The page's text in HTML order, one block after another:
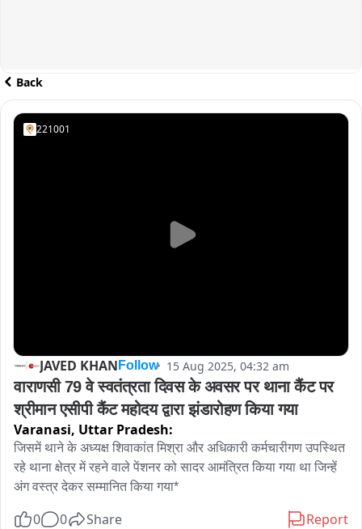
Back
221001
JAVED KHAN Follow 15 Aug 2025, 04:32 am
वाराणसी 79 वे स्वतंत्रता दिवस के अवसर पर थाना कैंट पर
श्रीमान एसीपी कैंट महोदय द्वारा झंडारोहण किया गया
Varanasi, Uttar Pradesh:
जिसमें थाने के अध्यक्ष शिवाकांत मिश्रा और अधिकारी कर्मचारीगण उपस्थित
रहे थाना क्षेत्र में रहने वाले पेंशनर को सादर आमंत्रित किया गया था जिन्हें
अंग वस्त्र देकर सम्मानित किया गया*
0 0 Share Report